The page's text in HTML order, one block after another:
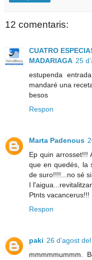
12 comentaris:
CUATRO
MADARIAGA 25
estupenda
mandaré una
besos
Respon
Marta Padenous
Ep quin arrosset!!!
que en quedés, la
de suro!!!!...no sé
I
Ptnts vacancerus!!!
Respon
paki 26 d’agost
mmmmmummm.